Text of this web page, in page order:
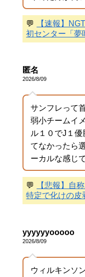
💬
【速報】
初センター「夢
匿名
2026/8/09
サンフレって
弱小チームイ
ル１０でJ１
てなかったら
ーカルな感じ
💬
【悲報】自
特定で化けの皮
yyyyyyooooo
2026/8/09
ウィルキンソ